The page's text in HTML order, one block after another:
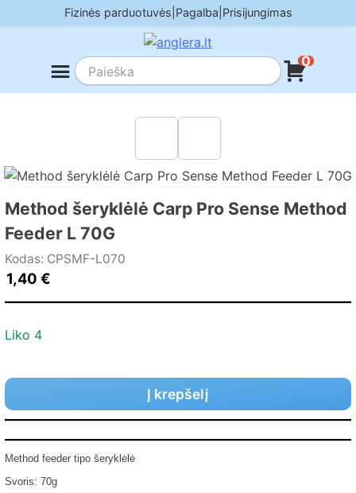
to
Fizinės parduotuvės Pagalba Prisijungimas
0
Method šeryklėlė Carp Pro Sense Method
Feeder L 70G
Kodas: CPSMF-L070
1,40 €
Liko 4
Į krepšelį
Method feeder tipo šeryklėlė
Svoris: 70g